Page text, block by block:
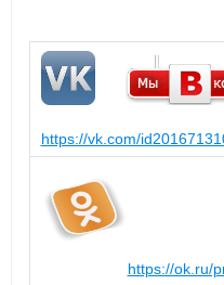
https://vk.com/
https://ok.ru/